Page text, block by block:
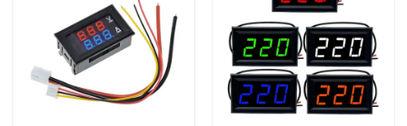
جولة في المصنع
مراقبة الجودة